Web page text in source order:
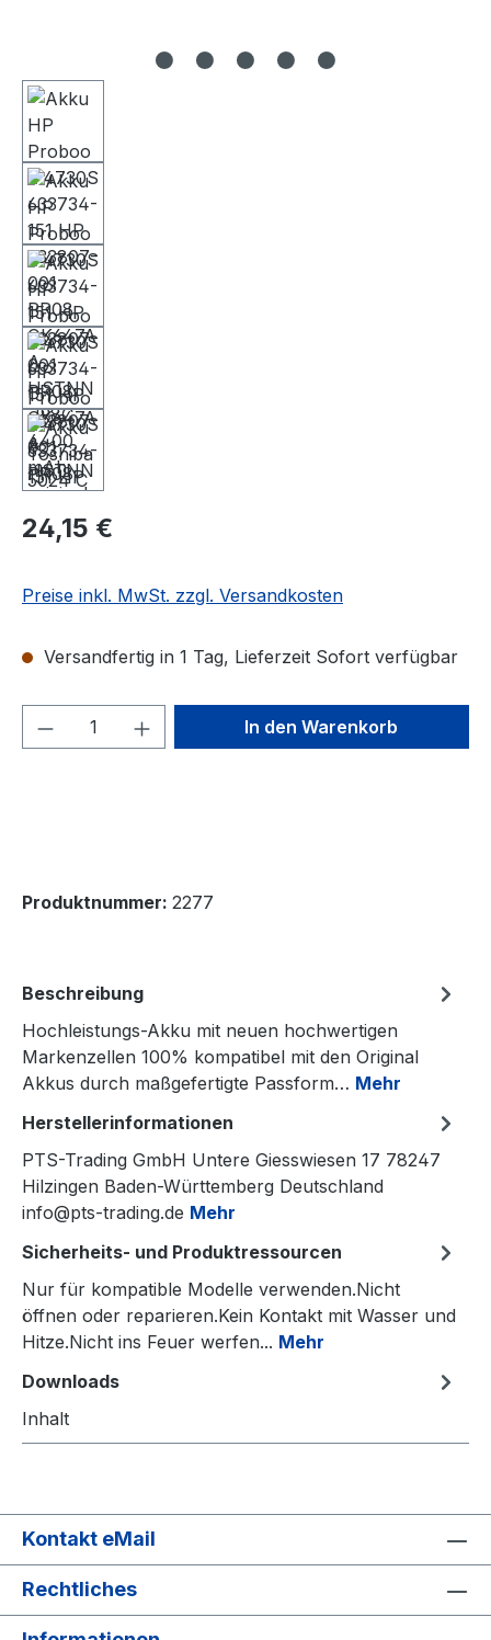
24,15 €
Preise inkl. MwSt. zzgl. Versandkosten
Versandfertig in 1 Tag, Lieferzeit Sofort verfügbar
Produkt Anzahl: Gib denIn den Warenkorb
Produktnummer: 2277
Beschreibung
Hochleistungs-Akku mit neuen hochwertigen
Markenzellen 100% kompatibel mit den Original
Akkus durch maßgefertigte Passform… Mehr
Herstellerinformationen
PTS-Trading GmbH Untere Giesswiesen 17 78247
Hilzingen Baden-Württemberg Deutschland
info@pts-trading.de Mehr
Sicherheits- und Produktressourcen
Nur für kompatible Modelle verwenden.Nicht
öffnen oder reparieren.Kein Kontakt mit Wasser und
Hitze.Nicht ins Feuer werfen... Mehr
Downloads
Inhalt
Kontakt eMail
Rechtliches